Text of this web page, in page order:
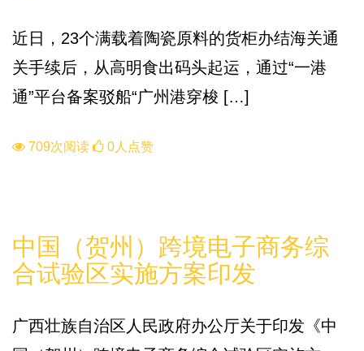
近日，23个满载着陶瓷原料的货柜办结海关通
关手续后，从高明食出码头起运，通过“一港
通”平台备案驳船“广州港穿梭 […]
709次阅读 0人点赞
中国（贺州）跨境电子商务综
合试验区实施方案印发
广西壮族自治区人民政府办公厅关于印发《中